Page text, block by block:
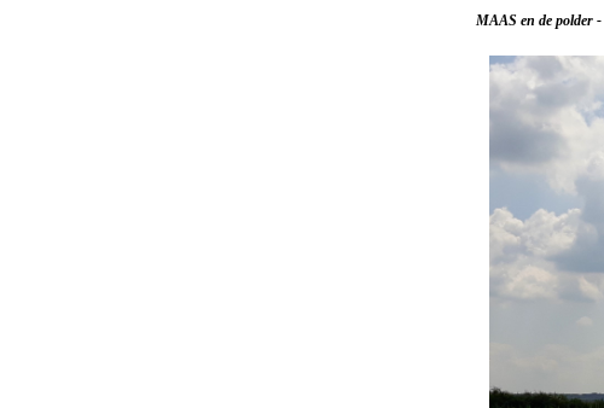
MAAS en de polder -